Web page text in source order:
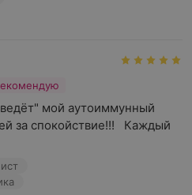
мой аутоиммунный
за спокойствие!!!   Каждый